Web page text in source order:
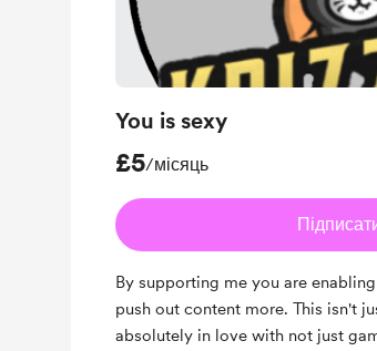
You is sexy
£5/місяць
By supporting me you are
push out content more. This isn't
absolutely in love with not just